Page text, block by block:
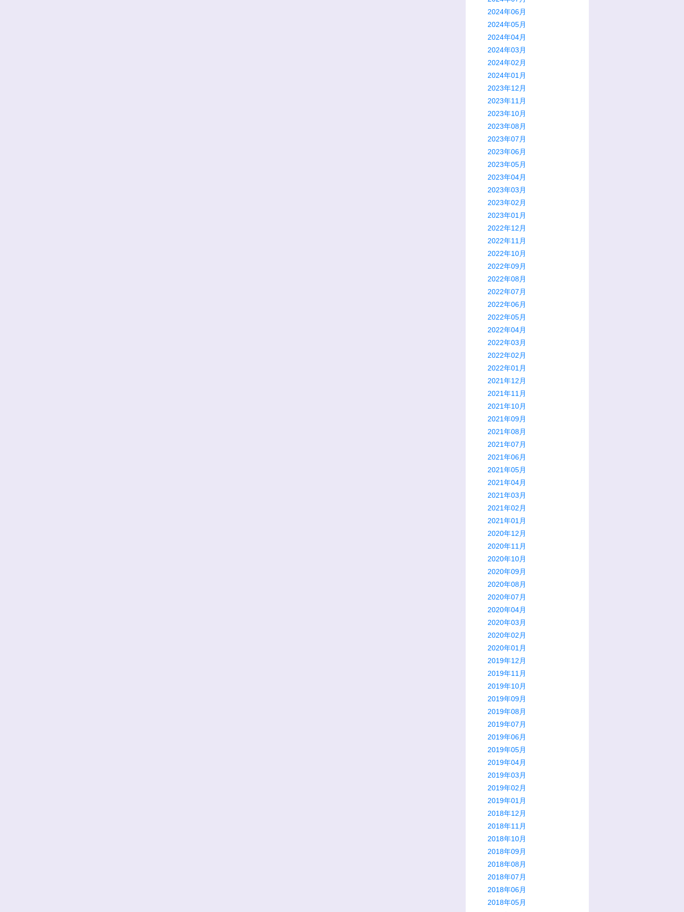
2024年06月
2024年05月
2024年04月
2024年03月
2024年02月
2024年01月
2023年12月
2023年11月
2023年10月
2023年08月
2023年07月
2023年06月
2023年05月
2023年04月
2023年03月
2023年02月
2023年01月
2022年12月
2022年11月
2022年10月
2022年09月
2022年08月
2022年07月
2022年06月
2022年05月
2022年04月
2022年03月
2022年02月
2022年01月
2021年12月
2021年11月
2021年10月
2021年09月
2021年08月
2021年07月
2021年06月
2021年05月
2021年04月
2021年03月
2021年02月
2021年01月
2020年12月
2020年11月
2020年10月
2020年09月
2020年08月
2020年07月
2020年04月
2020年03月
2020年02月
2020年01月
2019年12月
2019年11月
2019年10月
2019年09月
2019年08月
2019年07月
2019年06月
2019年05月
2019年04月
2019年03月
2019年02月
2019年01月
2018年12月
2018年11月
2018年10月
2018年09月
2018年08月
2018年07月
2018年06月
2018年05月